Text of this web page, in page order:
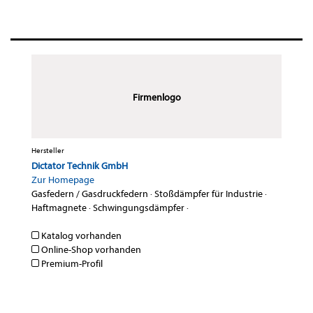
Firmenlogo
Hersteller
Dictator Technik GmbH
Zur Homepage
Gasfedern / Gasdruckfedern ·Stoßdämpfer für Industrie·
Haftmagnete·Schwingungsdämpfer·
Katalog vorhanden
Online-Shop vorhanden
Premium-Profil